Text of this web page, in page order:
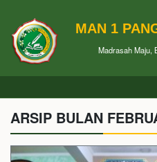
MAN 1
Madrasah Maju,
ARSIP BULAN